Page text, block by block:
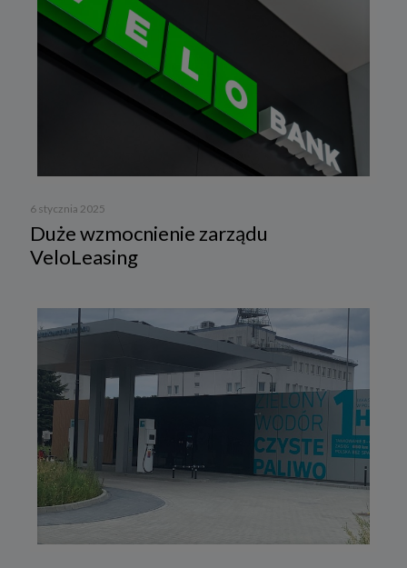
6 stycznia 2025
Duże wzmocnienie zarządu
VeloLeasing